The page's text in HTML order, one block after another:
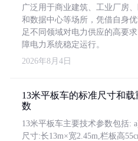
广泛用于商业建筑、工业厂房
和数据中心等场所，凭借自身
足不同领域对电力供应的高要
障电力系统稳定运行。
2026年8月4日
13米平板车的标准尺寸和载
数
13米平板车主要技术参数包括:
尺寸:长13m×宽2.45m,栏板高